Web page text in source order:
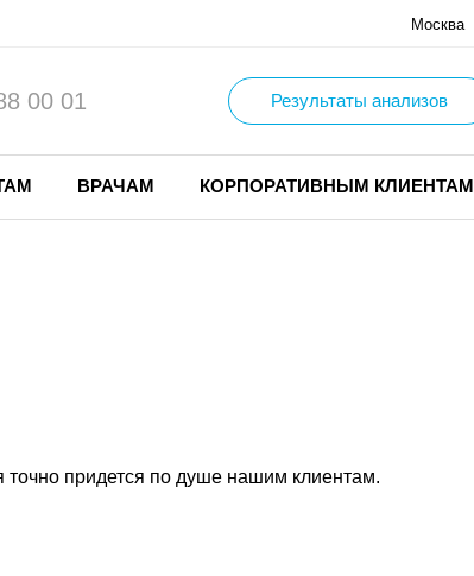
Москва
00 01 Результаты анализов
ВРАЧАМ КОРПОРАТИВНЫМ КЛИЕНТАМ
точно придется по душе нашим клиентам.